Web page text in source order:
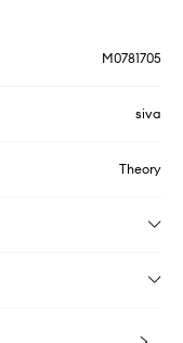
M0781705
siva
Theory